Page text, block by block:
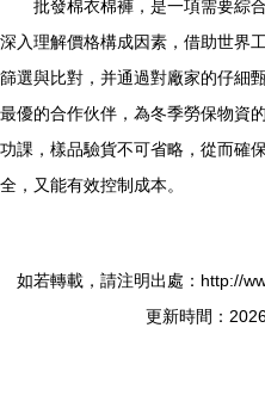
批發棉衣棉褲，是一項需要綜
深入理解價格構成因素，借助世界
篩選與比對，并通過對廠家的仔細
最優的合作伙伴，為冬季勞保物資
功課，樣品驗貨不可省略，從而確
全，又能有效控制成本。
如若轉載，請注明出處：http://
更新時間：